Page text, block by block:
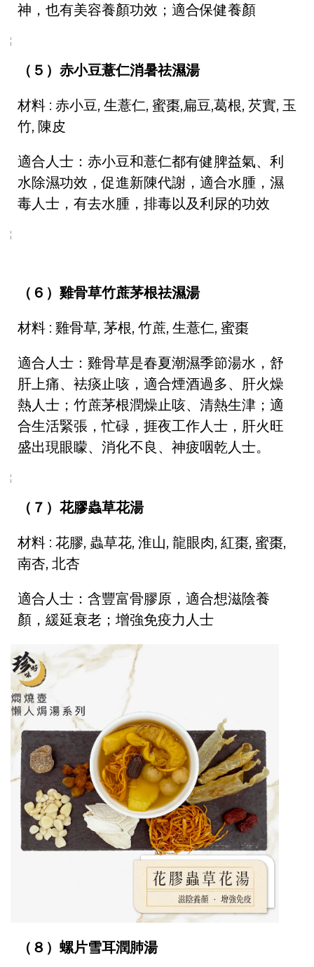
神，也有美容養顏功效；適合保健養顏
（５）赤小豆薏仁消暑祛濕湯
材料 : 赤小豆, 生薏仁, 蜜棗,扁豆,葛根, 芡實, 玉
竹, 陳皮
適合人士：赤小豆和薏仁都有健脾益氣、利
水除濕功效，促進新陳代謝，適合水腫，濕
毒人士，有去水腫，排毒以及利尿的功效
（６）雞骨草竹蔗茅根祛濕湯
材料 : 雞骨草, 茅根, 竹蔗, 生薏仁, 蜜棗
適合人士：雞骨草是春夏潮濕季節湯水，舒
肝上痛、袪痰止咳，適合煙酒過多、肝火燥
熱人士；竹蔗茅根潤燥止咳、清熱生津；適
合生活緊張，忙碌，捱夜工作人士，肝火旺
盛出現眼矇、消化不良、神疲咽乾人士。
（７）花膠蟲草花湯
材料 : 花膠, 蟲草花, 淮山, 龍眼肉, 紅棗, 蜜棗,
南杏, 北杏
適合人士：含豐富骨膠原，適合想滋陰養
顏，緩延衰老；增強免疫力人士
（８）螺片雪耳潤肺湯